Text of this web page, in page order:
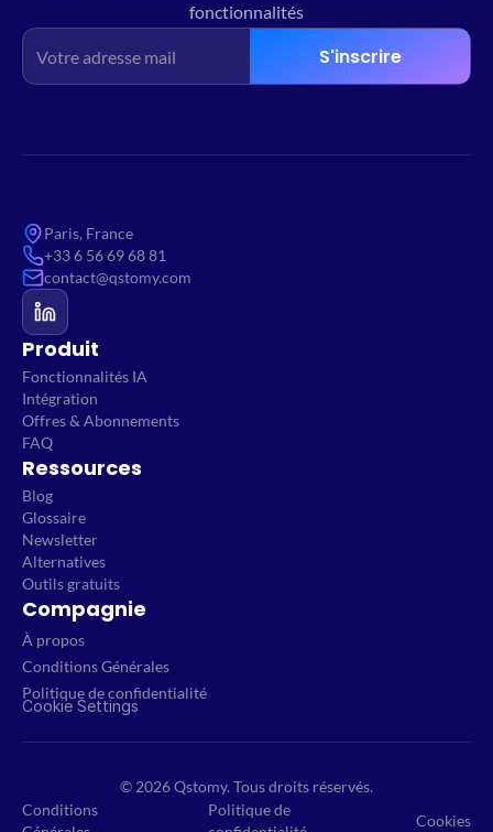
fonctionnalités
S'inscrire
Paris, France
+33 6 56 69 68 81
contact@qstomy.com
Produit
Fonctionnalités IA
Intégration
Offres & Abonnements
FAQ
Ressources
Blog
Glossaire
Newsletter
Alternatives
Outils gratuits
Compagnie
À propos
Conditions Générales
Politique de confidentialité
Cookie Settings
© 2026 Qstomy. Tous droits réservés.
Conditions
Politique de
Cookies